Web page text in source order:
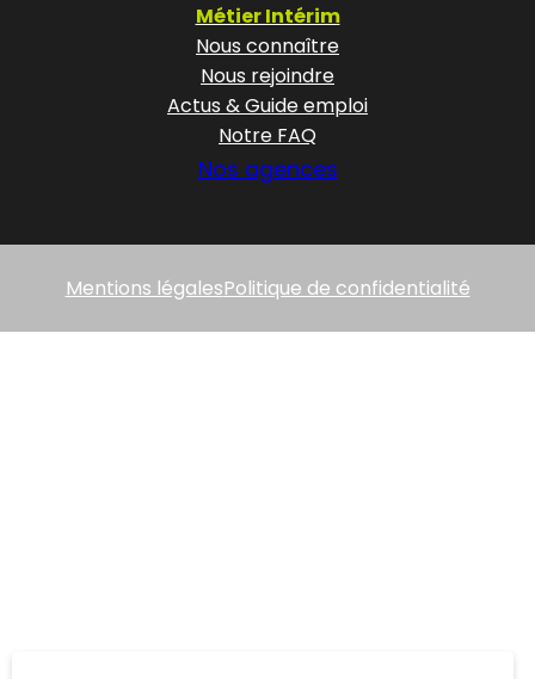
Métier Intérim
Nous connaître
Nous rejoindre
Actus & Guide emploi
Notre FAQ
Nos agences
Mentions légalesPolitique de confidentialité